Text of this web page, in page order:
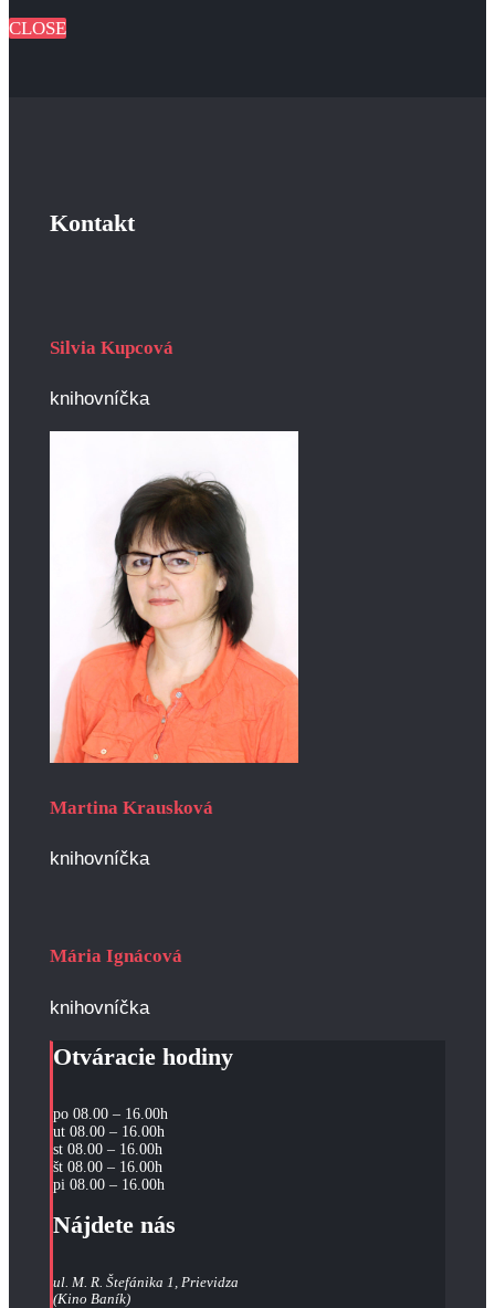
CLOSE
Kontakt
Silvia Kupcová
knihovníčka
Martina Krausková
knihovníčka
Mária Ignácová
knihovníčka
Otváracie hodiny
po 08.00 – 16.00h
ut 08.00 – 16.00h
st 08.00 – 16.00h
št 08.00 – 16.00h
pi 08.00 – 16.00h
Nájdete nás
ul. M. R. Štefánika 1, Prievidza
(Kino Baník)